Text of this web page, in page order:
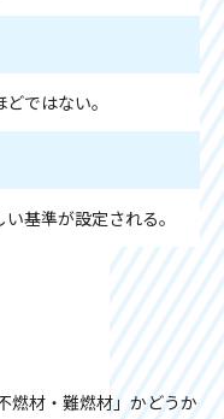
ではない。
基準が設定される。
燃材・難燃材」かどうか